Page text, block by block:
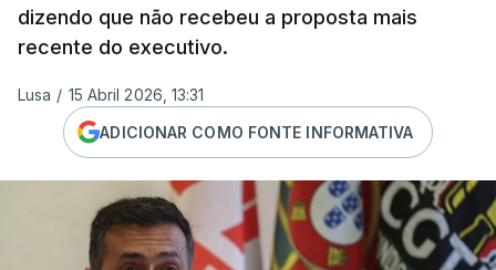
dizendo que não recebeu a proposta mais
recente do executivo.
Lusa / 15 Abril 2026, 13:31
ADICIONAR COMO FONTE INFORMATIVA